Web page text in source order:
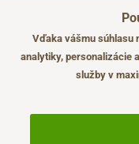
Údaje majú len informatívny
Vďaka vášmu súhlasu
analytiky, personalizácie
služby v